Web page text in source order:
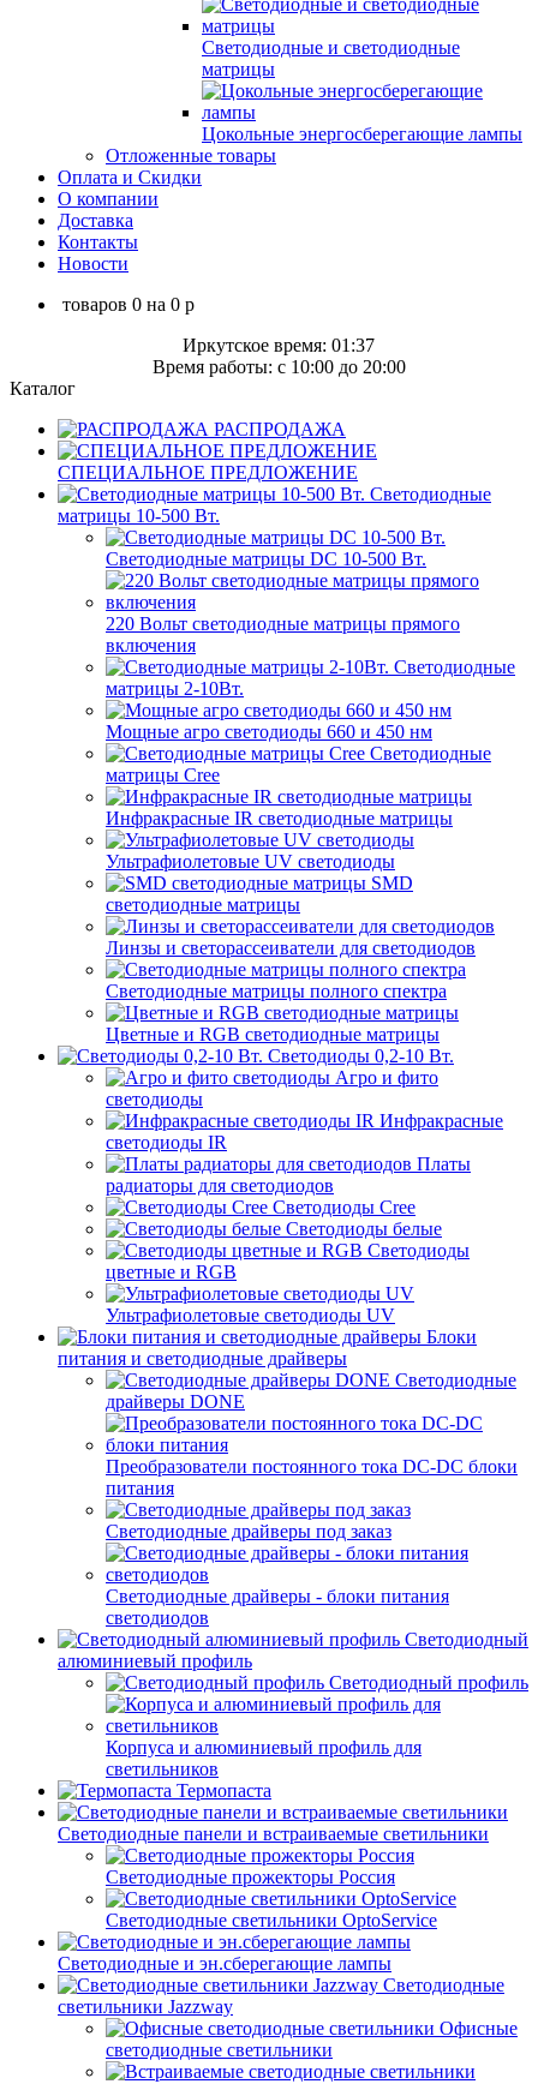
Светодиодные и светодиодные
матрицы
Цокольные энергосберегающие лампы
Отложенные товары
Оплата и Скидки
О компании
Доставка
Контакты
Новости
товаров 0 на 0 p
Иркутское время: 01:37
Время работы: c 10:00 до 20:00
Каталог
РАСПРОДАЖА
СПЕЦИАЛЬНОЕ ПРЕДЛОЖЕНИЕ
Светодиодные
матрицы 10-500 Вт.
Светодиодные матрицы DC 10-500 Вт.
220 Вольт cветодиодные матрицы прямого
включения
Светодиодные
матрицы 2-10Вт.
Мощные агро светодиоды 660 и 450 нм
Светодиодные
матрицы Cree
Инфракрасные IR светодиодные матрицы
Ультрафиолетовые UV светодиоды
SMD
светодиодные матрицы
Линзы и светорассеиватели для светодиодов
Светодиодные матрицы полного спектра
Цветные и RGB светодиодные матрицы
Светодиоды 0,2-10 Вт.
Агро и фито
светодиоды
Инфракрасные
светодиоды IR
Платы
радиаторы для светодиодов
Светодиоды Cree
Светодиоды белые
Светодиоды
цветные и RGB
Ультрафиолетовые светодиоды UV
Блоки
питания и светодиодные драйверы
Светодиодные
драйверы DONE
Преобразователи постоянного тока DC-DC блоки
питания
Светодиодные драйверы под заказ
Светодиодные драйверы - блоки питания
светодиодов
Светодиодный
алюминиевый профиль
Светодиодный профиль
Корпуса и алюминиевый профиль для
светильников
Термопаста
Светодиодные панели и встраиваемые светильники
Светодиодные прожекторы Россия
Светодиодные светильники OptoService
Светодиодные и эн.сберегающие лампы
Светодиодные
светильники Jazzway
Офисные
светодиодные светильники